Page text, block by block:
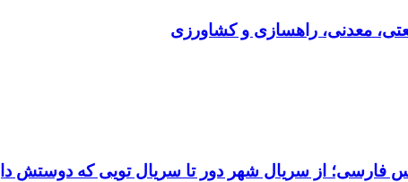
معدنی، راهسازی و کشاورزی
فارسی؛ از سریال شهر دور تا سریال تویی که دوستش